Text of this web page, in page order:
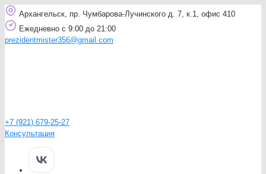
Архангельск, пр. Чумбарова-Лучинского д. 7, к.1, офис 410
Ежедневно с 9:00 до 21:00
prezidentmister356@gmail.com
+7 (921) 679-25-27
Консультация